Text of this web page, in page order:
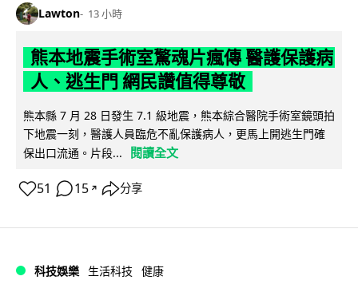
Lawton 13 小時
熊本地震手術室驚魂片瘋傳 醫護保護病
人、逃生門 網民讚值得尊敬
熊本縣 7 月 28 日發生 7.1 級地震，熊本綜合醫院手術室鏡頭拍
下地震一刻，醫護人員臨危不亂保護病人，更馬上開逃生門確
保出口流通。片段...
閱讀全文
51 15 ↗ 分享
科技娛樂 生活科技 健康